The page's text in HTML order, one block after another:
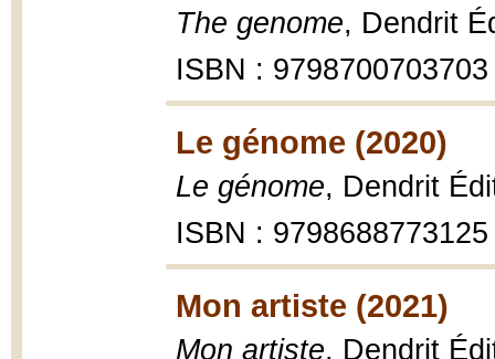
The genome, Dendrit
ISBN : 9798700703703
Le génome (2020)
Le génome, Dendrit
ISBN : 9798688773125
Mon artiste (2021)
Mon artiste, Dendrit